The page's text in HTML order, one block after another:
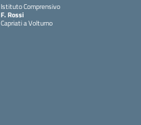
Istituto Comprensivo
F. Rossi
Capriati a Volturno
— Visita la pagina iniziale della scuola